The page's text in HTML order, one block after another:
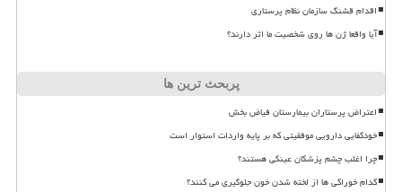
اقدام قشنگ سازمان نظام پرستاری
آیا واقعا ژن ها روی شخصیت ما اثر دارند؟
پربحث ترین ها
اعتراض پرستاران بیمارستان فیاض بخش
خودکفایی دارویی موفقیتی که بر پایه واردات استوار است
چرا اغلب چشم پزشکان عینکی هستند؟
کدام خوراکی ها از لخته شدن خون جلوگیری می کنند؟